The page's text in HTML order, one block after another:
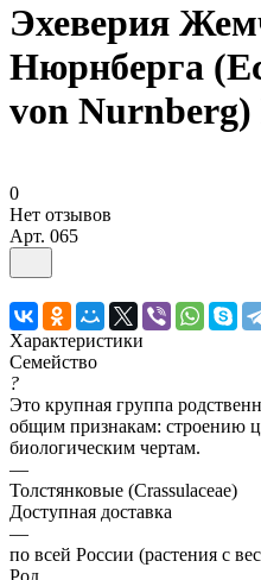
Эхеверия
Нюрнберга
von Nurnberg)
0
Нет отзывов
Арт. 065
Характеристики
Семейство
?
Это крупная группа
общим признакам: строению
биологическим чертам.
—
Толстянковые (Crassulaceae)
Доступная доставка
—
по всей России (растения с
Род